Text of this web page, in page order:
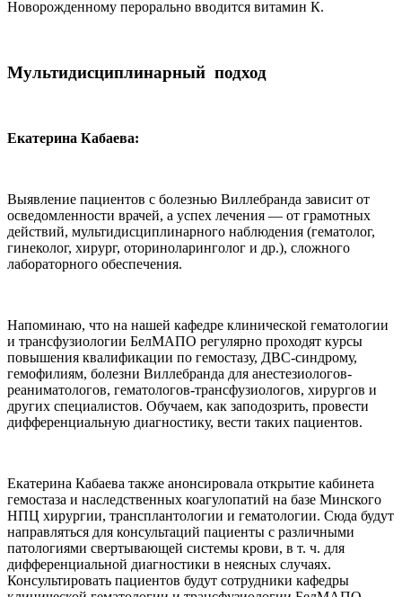
Новорожденному перорально вводится витамин К.
Мультидисциплинарный подход
Екатерина Кабаева:
Выявление пациентов с болезнью Виллебранда зависит от
осведомленности врачей, а успех лечения — от грамотных
действий, мультидисциплинарного наблюдения (гематолог,
гинеколог, хирург, оториноларинголог и др.), сложного
лабораторного обеспечения.
Напоминаю, что на нашей кафедре клинической гематологии
и трансфузиологии БелМАПО регулярно проходят курсы
повышения квалификации по гемостазу, ДВС-синдрому,
гемофилиям, болезни Виллебранда для анестезиологов-
реаниматологов, гематологов-трансфузиологов, хирургов и
других специалистов. Обучаем, как заподозрить, провести
дифференциальную диагностику, вести таких пациентов.
Екатерина Кабаева также анонсировала открытие кабинета
гемостаза и наследственных коагулопатий на базе Минского
НПЦ хирургии, трансплантологии и гематологии. Сюда будут
направляться для консультаций пациенты с различными
патологиями свертывающей системы крови, в т. ч. для
дифференциальной диагностики в неясных случаях.
Консультировать пациентов будут сотрудники кафедры